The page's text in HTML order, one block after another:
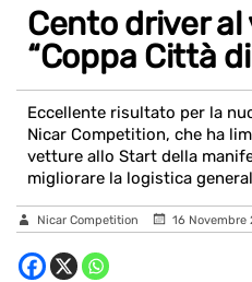
Cento driver al
“Coppa Città
Eccellente risultato per la
Nicar Competition, che ha
vetture allo Start della
migliorare la logistica
Nicar Competition 16 Novembre